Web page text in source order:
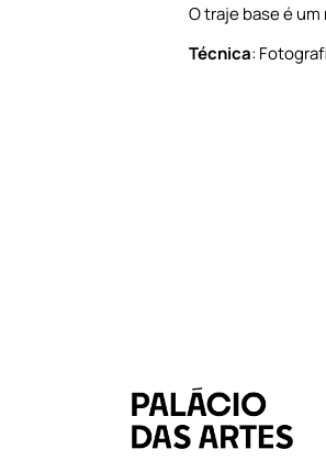
O traje base é
Técnica: